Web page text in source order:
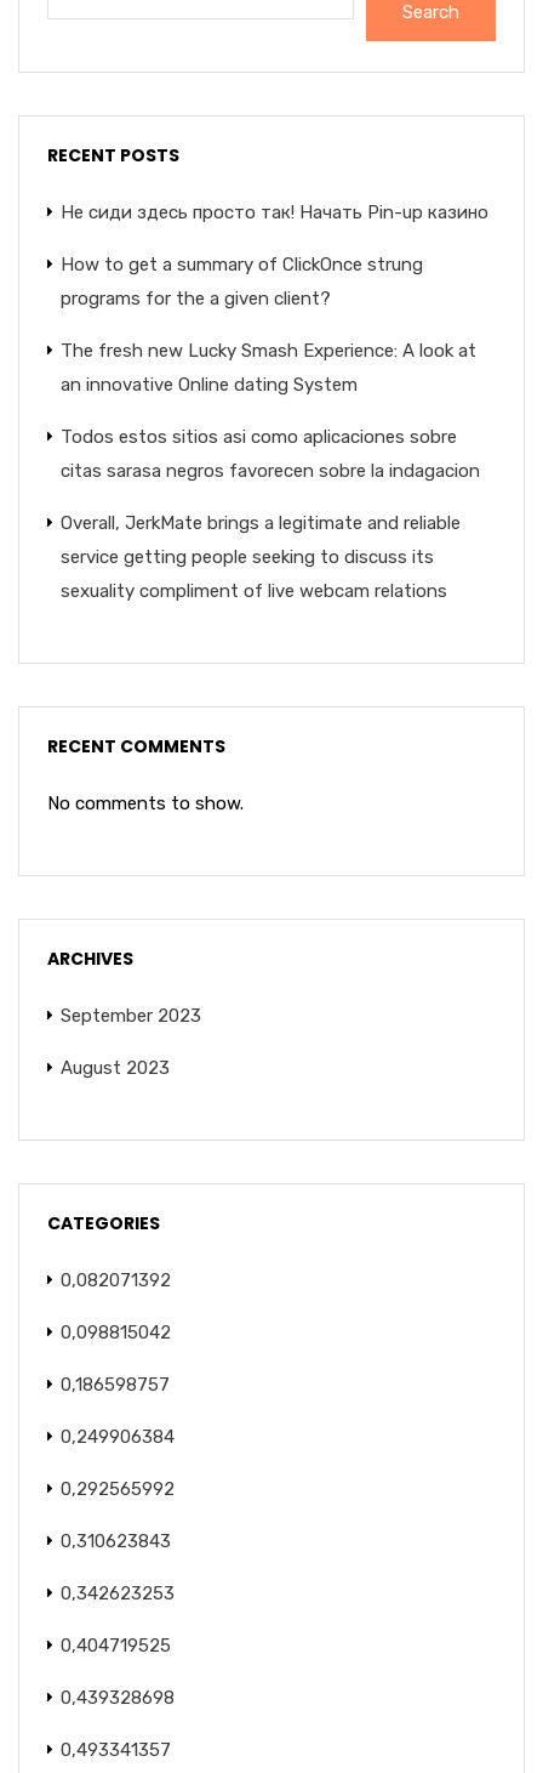
Search
RECENT POSTS
Не сиди здесь просто так! Начать Pin-up казино
How to get a summary of ClickOnce strung
programs for the a given client?
The fresh new Lucky Smash Experience: A look at
an innovative Online dating System
Todos estos sitios asi­ como aplicaciones sobre
citas sarasa negros favorecen sobre la indagacion
Overall, JerkMate brings a legitimate and reliable
service getting people seeking to discuss its
sexuality compliment of live webcam relations
RECENT COMMENTS
No comments to show.
ARCHIVES
September 2023
August 2023
CATEGORIES
0,082071392
0,098815042
0,186598757
0,249906384
0,292565992
0,310623843
0,342623253
0,404719525
0,439328698
0,493341357